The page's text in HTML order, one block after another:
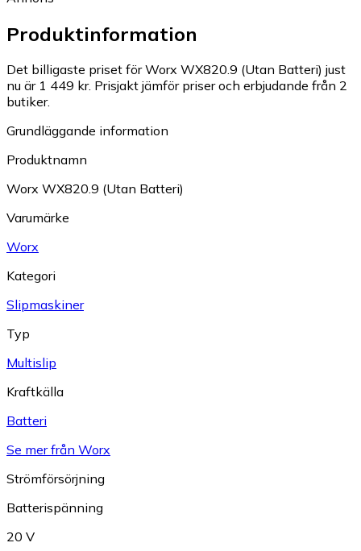
Produktinformation
Det billigaste priset för Worx WX820.9 (Utan Batteri) just
nu är 1 449 kr. Prisjakt jämför priser och erbjudande från 2
butiker.
Grundläggande information
Produktnamn
Worx WX820.9 (Utan Batteri)
Varumärke
Worx
Kategori
Slipmaskiner
Typ
Multislip
Kraftkälla
Batteri
Se mer från Worx
Strömförsörjning
Batterispänning
20 V